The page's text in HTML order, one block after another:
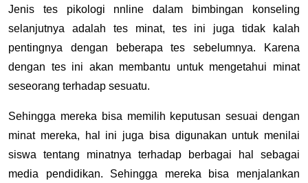
Jenis tes pikologi nnline dalam bimbingan konseling
selanjutnya adalah tes minat, tes ini juga tidak kalah
pentingnya dengan beberapa tes sebelumnya. Karena
dengan tes ini akan membantu untuk mengetahui minat
seseorang terhadap sesuatu.
Sehingga mereka bisa memilih keputusan sesuai dengan
minat mereka, hal ini juga bisa digunakan untuk menilai
siswa tentang minatnya terhadap berbagai hal sebagai
media pendidikan. Sehingga mereka bisa menjalankan